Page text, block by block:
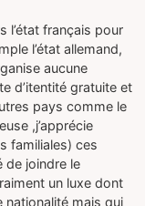
l’état français pour
l’état allemand,
aucune
d’itentité gratuite et
pays comme le
,j’apprécie
familiales) ces
de joindre le
un luxe dont
mais qui